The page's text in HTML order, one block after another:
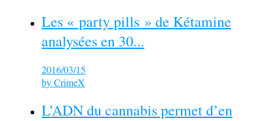
Les « party pills » de Kétamine
analysées en 30...
2016/03/15
byCrimeX
L’ADN du cannabis permet d’en